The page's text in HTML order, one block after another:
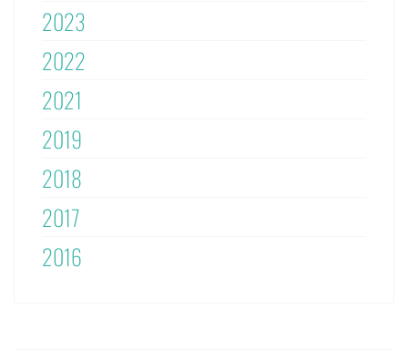
2023
2022
2021
2019
2018
2017
2016